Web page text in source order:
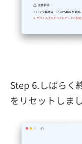
Step 6.しばらく
をリセットしまし